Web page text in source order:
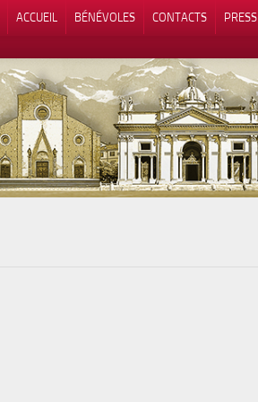
ACCUEIL BÉNÉVOLES CONTACTS
PRESS